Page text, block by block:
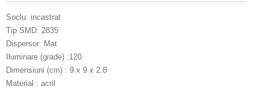
Soclu: incastrat
Tip SMD: 2835
Dispersor: Mat
Iluminare (grade) :120
Dimensiuni (cm) : 9 x 9 x 2.8
Material : acril